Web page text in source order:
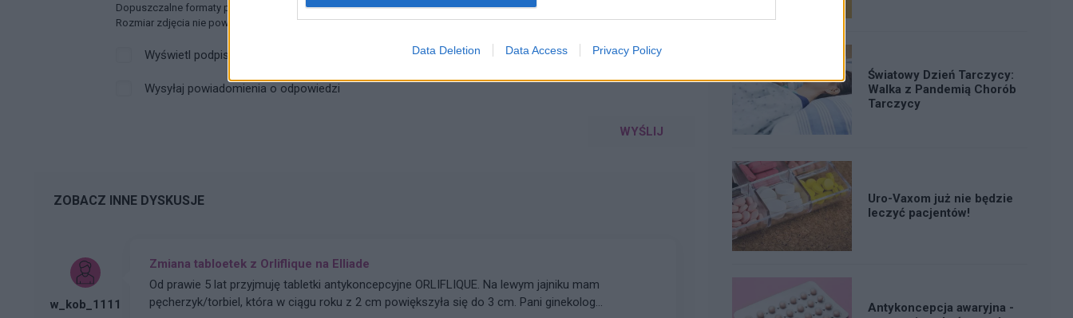
Data Deletion Data Access Privacy Policy
Dopuszczalne formaty pliku graficznego: jpg, jpeg , png.
Rozmiar zdjęcia nie powinien przekraczać 0.6MB.
Wyświetl podpis
Wysyłaj powiadomienia o odpowiedzi
WYŚLIJ
ZOBACZ INNE DYSKUSJE
w_kob_1111
Zmiana tabloetek z Orliflique na Elliade
Od prawie 5 lat przyjmuję tabletki antykoncepcyjne ORLIFLIQUE. Na lewym jajniku mam
pęcherzyk/torbiel, która w ciągu roku z 2 cm powiększyła się do 3 cm. Pani ginekolog
Światowy Dzień Tarczycy:
Walka z Pandemią Chorób
Tarczycy
Uro-Vaxom już nie będzie
leczyć pacjentów!
Antykoncepcja awaryjna -